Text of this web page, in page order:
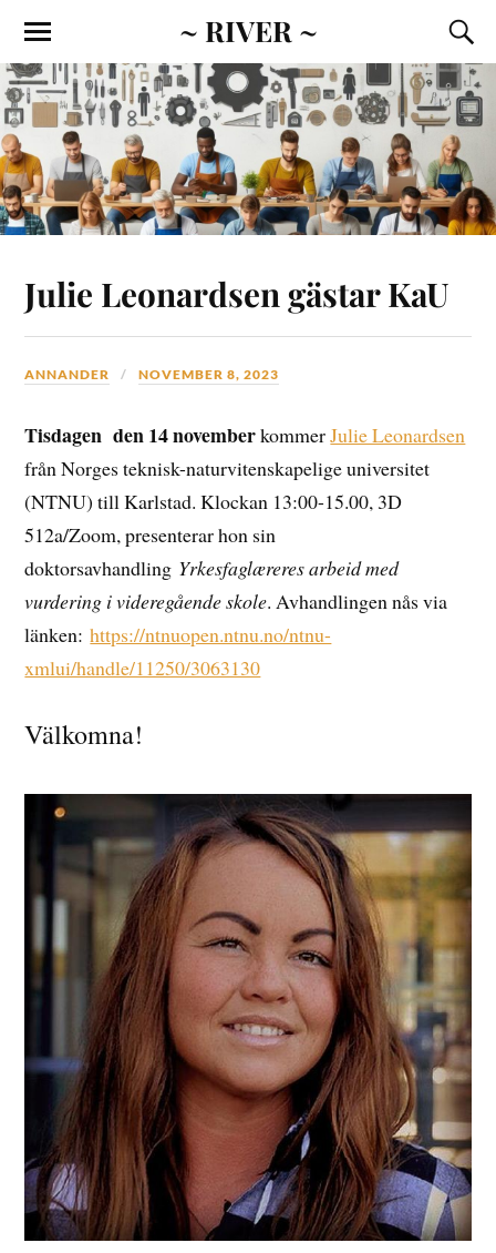
~ RIVER ~
Julie Leonardsen gästar KaU
ANNANDER NOVEMBER 8, 2023
Tisdagen den 14 novemberkommerJulie Leonardsen
från Norges teknisk-naturvitenskapelige universitet
(NTNU) till Karlstad. Klockan 13:00-15.00, 3D
512a/Zoom, presenterar hon sin
doktorsavhandling Yrkesfaglæreres arbeid med
vurdering i videregående skole. Avhandlingen nås via
länken:https://ntnuopen.ntnu.no/ntnu-
xmlui/handle/11250/3063130
Välkomna!